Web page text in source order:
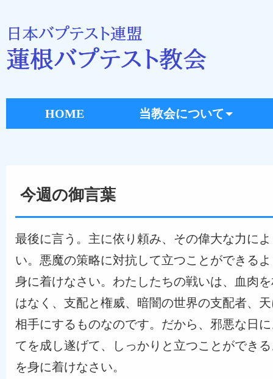
HOME 当教会について
今週の御言葉
最後に言う。主に依り頼み、その偉大な力に
い。悪魔の策略に対抗して立つことができる
身に着けなさい。わたしたちの戦いは、血肉
はなく、支配と権威、暗闇の世界の支配者、
相手にするものなのです。だから、邪悪な日
てを成し遂げて、しっかりと立つことができ
を身に着けなさい。